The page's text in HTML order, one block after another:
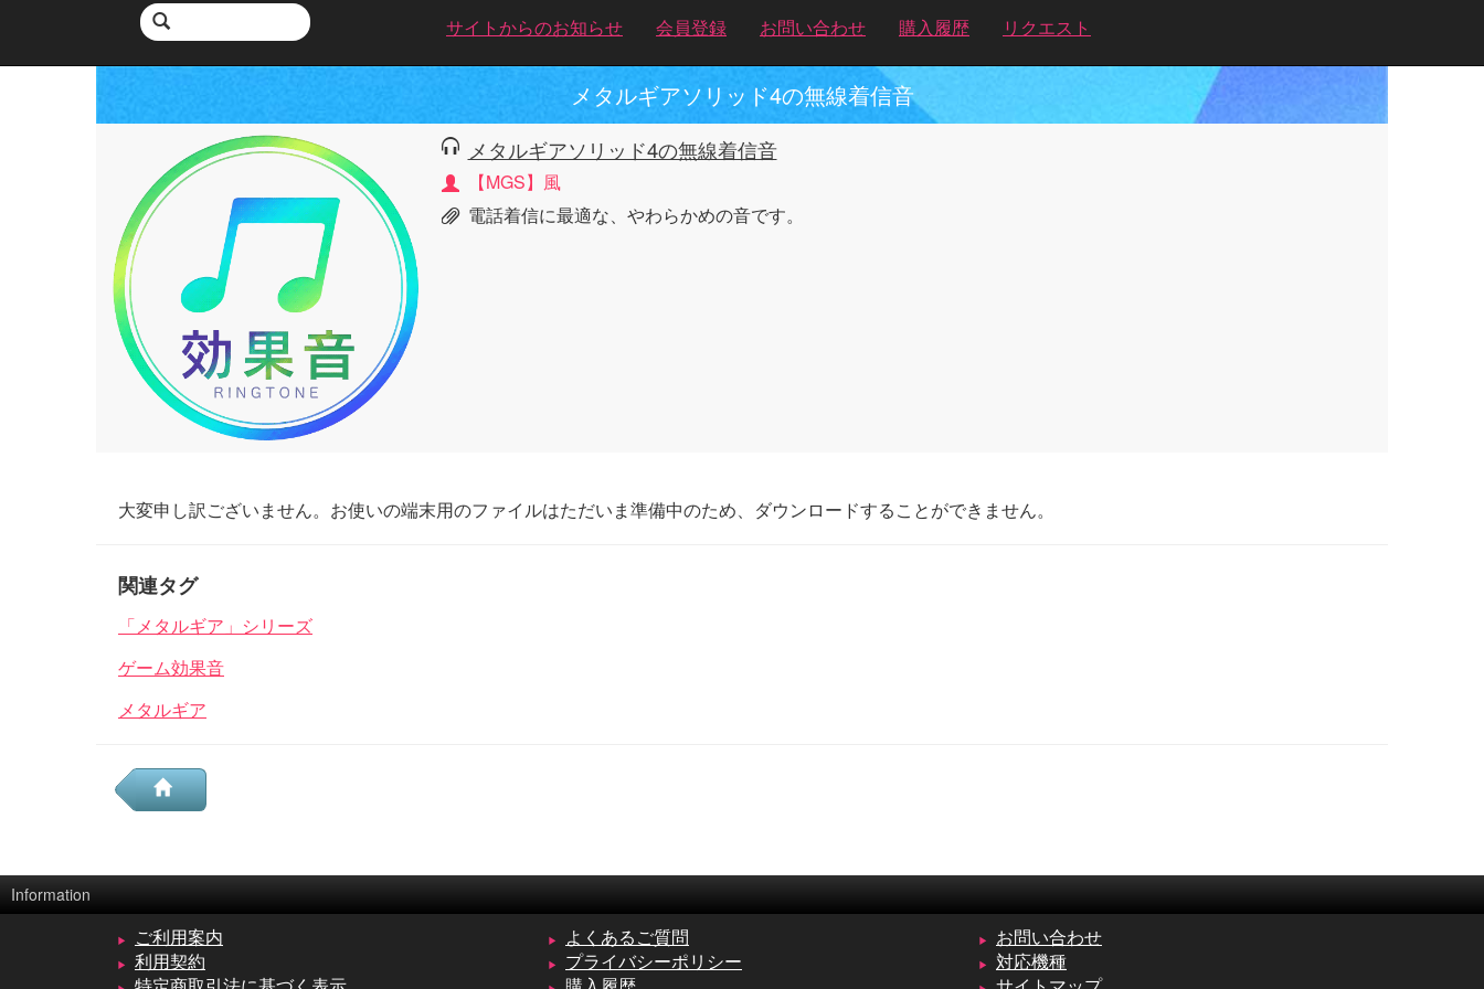
サイトからのお知らせ 会員登録 お問い合わせ 購入履歴 リクエスト
メタルギアソリッド4の無線着信音
メタルギアソリッド4の無線着信音
【MGS】風
電話着信に最適な、やわらかめの音です。
大変申し訳ございません。お使いの端末用のファイルはただいま準備中のため、ダウンロードすることができません。
関連タグ
「メタルギア」シリーズ
ゲーム効果音
メタルギア
Information
ご利用案内 よくあるご質問
お問い合わせ
利用契約
プライバシーポリシー
対応機種